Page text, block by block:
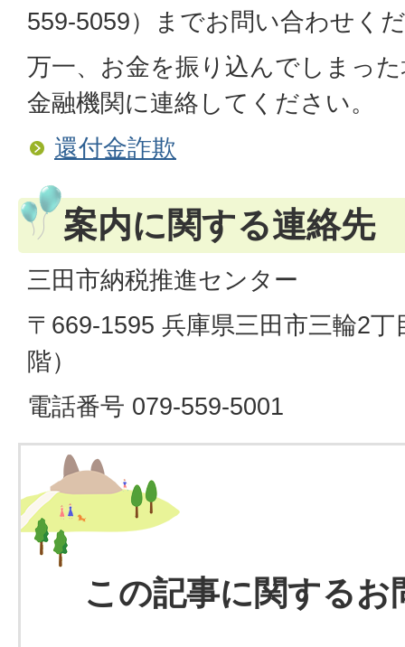
559-5059）までお問い合わせく
万一、お金を振り込んでしまっ
金融機関に連絡してください。
還付金詐欺
案内に関する連絡先
三田市納税推進センター
〒669-1595 兵庫県三田市三輪2
階）
電話番号 079-559-5001
この記事に関するお